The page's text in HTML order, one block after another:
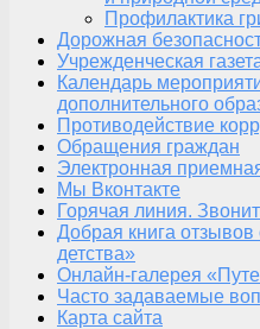
Профилактика
Дорожная
Учрежденческая
Календарь
дополнительного
Противодействие
Обращения граждан
Электронная
Мы Вконтакте
Горячая линия.
Добрая книга
детства»
Онлайн-галерея
Часто задаваемые
Карта сайта